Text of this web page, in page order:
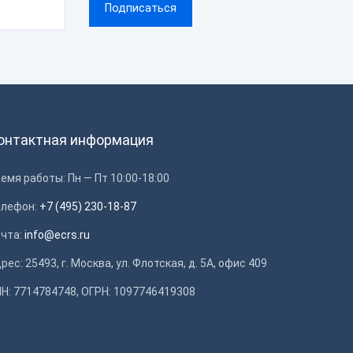
информация
работы: Пн — Пт 10:00-18:00
+7 (495) 230-18-87
info@ecrs.ru
25493, г. Москва, ул. Флотская, д. 5А, офис 409
7714784748, ОГРН: 1097746419308